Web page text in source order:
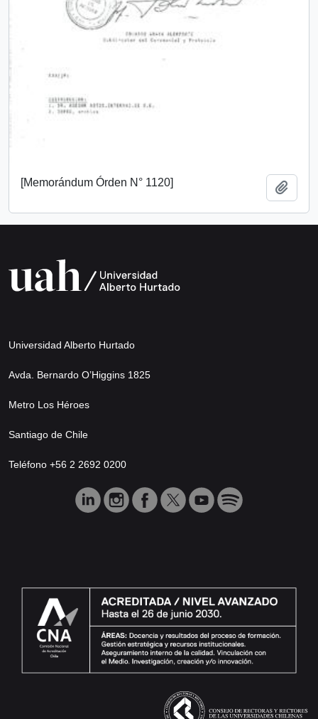
[Memorándum Órden N° 1120]
Universidad Alberto Hurtado
Avda. Bernardo O’Higgins 1825
Metro Los Héroes
Santiago de Chile
Teléfono +56 2 2692 0200